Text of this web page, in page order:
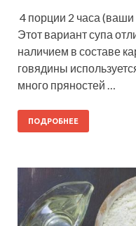
4 порции 2 часа
Этот вариант супа
наличием в составе
говядины
много пряностей …
ПОДРОБНЕЕ